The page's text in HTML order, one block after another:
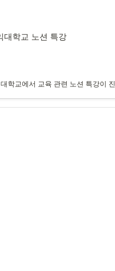
청하였으며, 학부생과 대학원
학교 노션 특강
학교에서 교육 관련 노션 특강이 진